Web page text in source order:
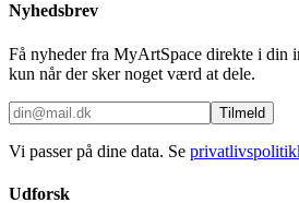
Nyhedsbrev
Få nyheder fra MyArtSpace direkte i din
kun når der sker noget værd at dele.
Tilmeld
Vi passer på dine data. Se
Udforsk